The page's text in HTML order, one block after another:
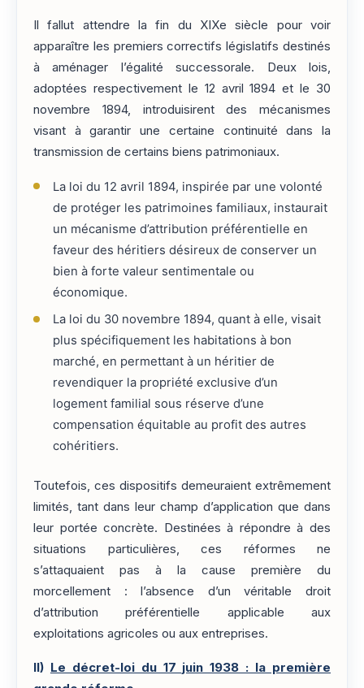
Il fallut attendre la fin du XIXe siècle pour voir
apparaître les premiers correctifs législatifs destinés
à aménager l’égalité successorale. Deux lois,
adoptées respectivement le 12 avril 1894 et le 30
novembre 1894, introduisirent des mécanismes
visant à garantir une certaine continuité dans la
transmission de certains biens patrimoniaux.
La loi du 12 avril 1894, inspirée par une volonté
de protéger les patrimoines familiaux, instaurait
un mécanisme d’attribution préférentielle en
faveur des héritiers désireux de conserver un
bien à forte valeur sentimentale ou
économique.
La loi du 30 novembre 1894, quant à elle, visait
plus spécifiquement les habitations à bon
marché, en permettant à un héritier de
revendiquer la propriété exclusive d’un
logement familial sous réserve d’une
compensation équitable au profit des autres
cohéritiers.
Toutefois, ces dispositifs demeuraient extrêmement
limités, tant dans leur champ d’application que dans
leur portée concrète. Destinées à répondre à des
situations particulières, ces réformes ne
s’attaquaient pas à la cause première du
morcellement : l’absence d’un véritable droit
d’attribution préférentielle applicable aux
exploitations agricoles ou aux entreprises.
II) Le décret-loi du 17 juin 1938 : la première